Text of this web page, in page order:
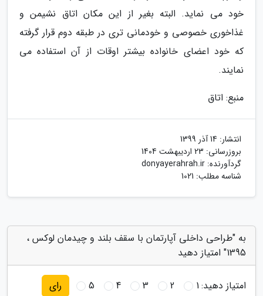
خود می نماید. البته بغیر از این مکان اتاق نشیمن و
غذاخوری خصوصی و خودمانی تری در طبقه دوم قرار گرفته
که خود اعضای خانواده بیشتر اوقات از آن استفاده می
نمایند.
منبع: اتاق
انتشار: 14 آذر 1399
بروزرسانی: 23 اردیبهشت 1404
گردآورنده: donyayerahrah.ir
شناسه مطلب: 1021
به "طراحی داخلی آپارتمان با سقف بلند و چیدمان لوکس ،
1395" امتیاز دهید
امتیاز دهید:1
2
3
4
5 رای